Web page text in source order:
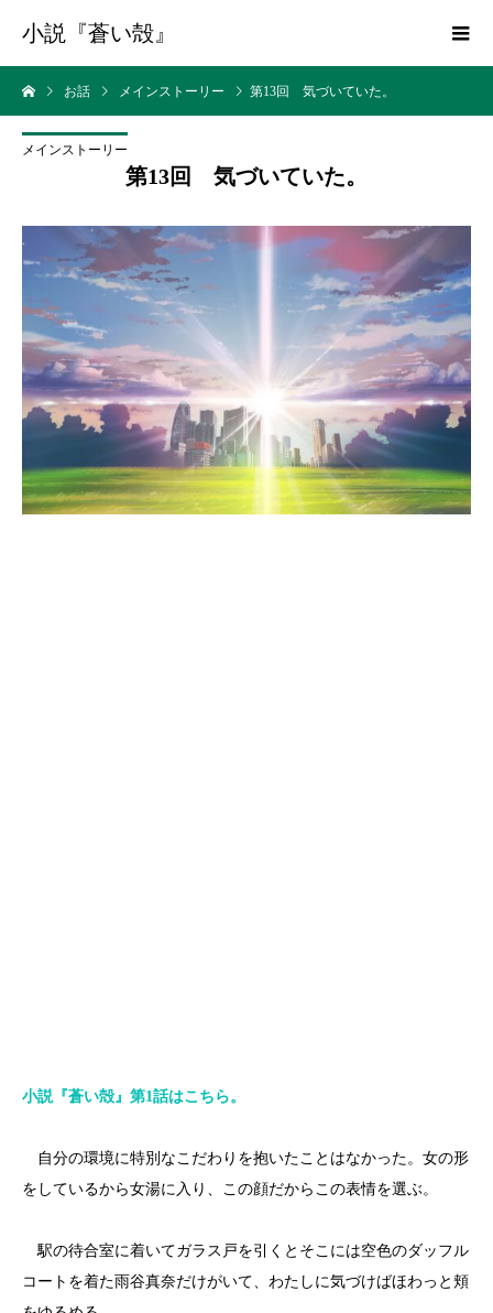
小説『蒼い殻』
お話 メインストーリー 第13回 気づいていた。
メインストーリー
第13回 気づいていた。
小説『蒼い殻』第1話はこちら。
自分の環境に特別なこだわりを抱いたことはなかった。女の形
をしているから女湯に入り、この顔だからこの表情を選ぶ。
駅の待合室に着いてガラス戸を引くとそこには空色のダッフル
コートを着た雨谷真奈だけがいて、わたしに気づけばほわっと頬